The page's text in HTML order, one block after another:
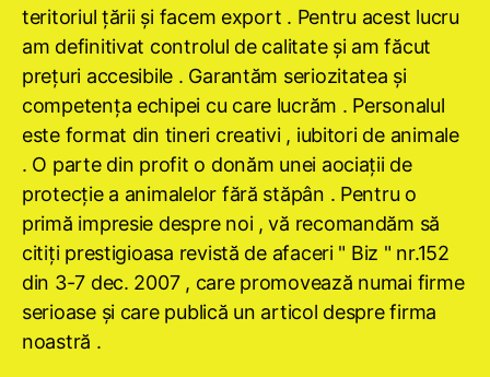
teritoriul ţării şi facem export . Pentru acest lucru
am definitivat controlul de calitate şi am făcut
preţuri accesibile . Garantăm seriozitatea şi
competenţa echipei cu care lucrăm . Personalul
este format din tineri creativi , iubitori de animale
. O parte din profit o donăm unei aociaţii de
protecţie a animalelor fără stăpân . Pentru o
primă impresie despre noi , vă recomandăm să
citiţi prestigioasa revistă de afaceri " Biz " nr.152
din 3-7 dec. 2007 , care promovează numai firme
serioase şi care publică un articol despre firma
noastră .